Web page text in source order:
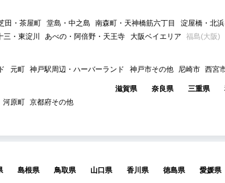
田・茶屋町 堂島・中之島 南森町・天神橋筋六丁目 淀屋橋・北浜
三・東淀川
あべの・阿倍野・天王寺 大阪ベイエリア 福島(大阪)
元町 神戸駅周辺・ハーバーランド 神戸市その他 尼崎市 西宮
河原町 京都府その他
滋賀県 奈良県 三重県
島根県 鳥取県 山口県 香川県 徳島県 愛媛県